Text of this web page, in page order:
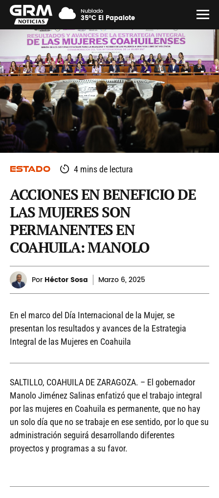
Nublado
35°C El Papalote
ESTADO 4 mins de lectura
ACCIONES EN BENEFICIO DE
LAS MUJERES SON
PERMANENTES EN
COAHUILA: MANOLO
Por Héctor Sosa Marzo 6, 2025
En el marco del Día Internacional de la Mujer, se
presentan los resultados y avances de la Estrategia
Integral de las Mujeres en Coahuila
SALTILLO, COAHUILA DE ZARAGOZA. – El gobernador
Manolo Jiménez Salinas enfatizó que el trabajo integral
por las mujeres en Coahuila es permanente, que no hay
un solo día que no se trabaje en ese sentido, por lo que su
administración seguirá desarrollando diferentes
proyectos y programas a su favor.